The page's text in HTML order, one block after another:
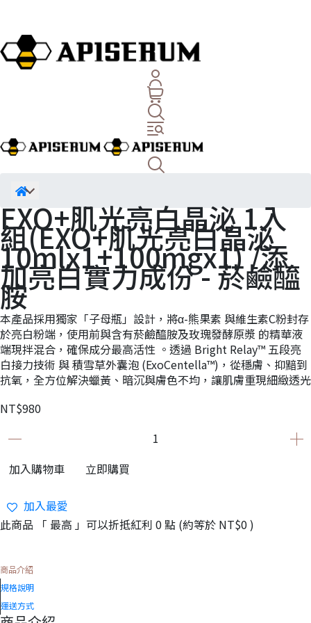
EXO+肌光亮白晶泌 1入
組(EXO+肌光亮白晶泌
10mlx1+100mgx1) /添
加亮白實力成份 - 菸鹼醯
胺
本產品採用獨家「子母瓶」設計，將α-熊果素 與維生素C粉封存
於亮白粉端，使用前與含有菸鹼醯胺及玫瑰發酵原漿 的精華液
端現拌混合，確保成分最高活性 。透過 Bright Relay™ 五段亮
白接力技術 與 積雪草外囊泡 (ExoCentella™)，從穩膚、抑黯到
抗氧，全方位解決蠟黃、暗沉與膚色不均，讓肌膚重現細緻透光
NT$980
加入購物車 立即購買
加入最愛
此商品 「 最高 」可以折抵紅利 0點 (約等於 NT$0)
商品介紹
規格說明
運送方式